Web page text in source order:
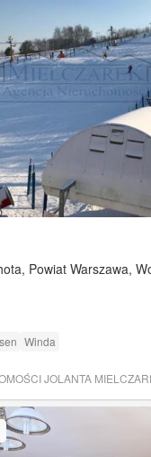
Powiat Warszawa,
Winda
JOLANTA